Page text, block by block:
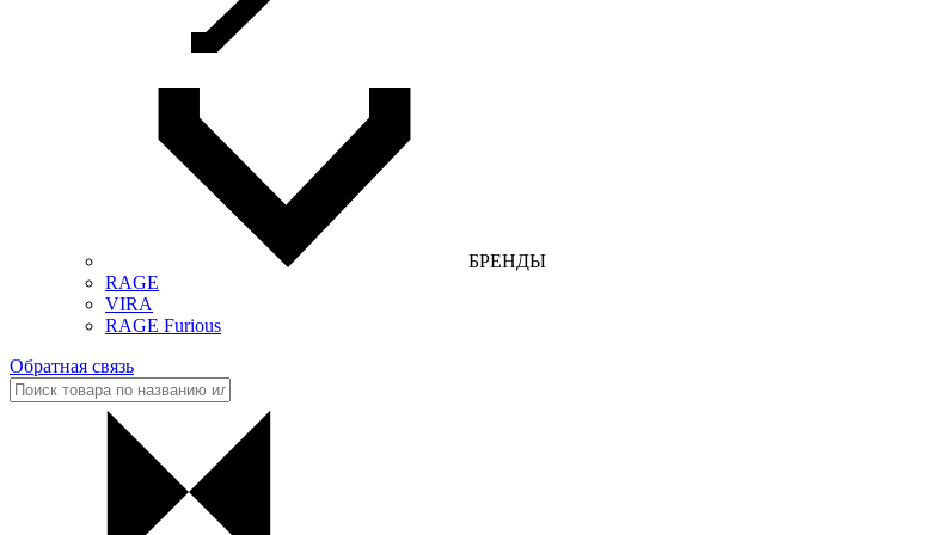
БРЕНДЫ
RAGE
VIRA
RAGE Furious
Обратная связь